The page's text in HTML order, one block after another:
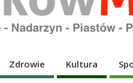
Zdrowie Kultura